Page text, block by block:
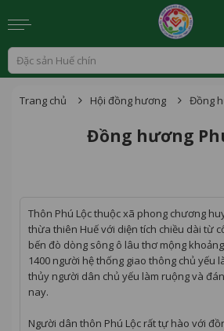
Trang chủ Hội đồng hương Đồng
Đồng hương
Thôn Phú Lộc thuộc xã phong chương
thừa thiên Huế với diện tích chiều dài từ
bến đò dòng sông ô lâu thơ mộng
1400 người hệ thống giao thông chủ yếu
thủy người dân chủ yếu làm ruộng và
nay.
Người dân thôn Phú Lộc rất tự hào với